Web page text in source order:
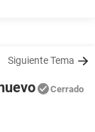
Siguiente Tema
Cerrado